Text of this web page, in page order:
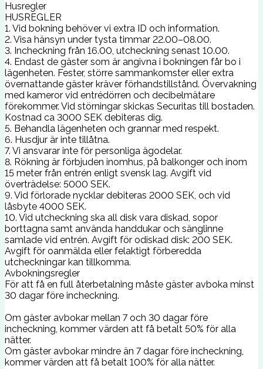
Husregler
HUSREGLER
1. Vid bokning behöver vi extra ID och information.
2. Visa hänsyn under tysta timmar 22.00–08.00.
3. Incheckning från 16.00, utcheckning senast 10.00.
4. Endast de gäster som är angivna i bokningen får bo i
lägenheten. Fester, större sammankomster eller extra
övernattande gäster kräver förhandstillstånd. Övervakning
med kameror vid entrédörren och decibelmätare
förekommer. Vid störningar skickas Securitas till bostaden.
Kostnad ca 3000 SEK debiteras dig.
5. Behandla lägenheten och grannar med respekt.
6. Husdjur är inte tillåtna.
7. Vi ansvarar inte för personliga ägodelar.
8. Rökning är förbjuden inomhus, på balkonger och inom
15 meter från entrén enligt svensk lag. Avgift vid
överträdelse: 5000 SEK.
9. Vid förlorade nycklar debiteras 2000 SEK, och vid
låsbyte 4000 SEK.
10. Vid utcheckning ska all disk vara diskad, sopor
borttagna samt använda handdukar och sänglinne
samlade vid entrén. Avgift för odiskad disk: 200 SEK.
Avgift för oanmälda eller felaktigt förberedda
utcheckningar kan tillkomma.
Avbokningsregler
För att få en full återbetalning måste gäster avboka minst
30 dagar före incheckning.
Om gäster avbokar mellan 7 och 30 dagar före
incheckning, kommer värden att få betalt 50% för alla
nätter.
Om gäster avbokar mindre än 7 dagar före incheckning,
kommer värden att få betalt 100% för alla nätter.